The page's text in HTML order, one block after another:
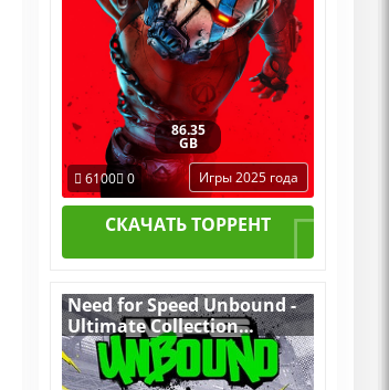
86.35
GB
6100 0 Игры 2025 года
СКАЧАТЬ ТОРРЕНТ
Need for Speed Unbound -
Ultimate Collection
v.1.0.8.2541
(Build 16690907) [RUS|ENG]